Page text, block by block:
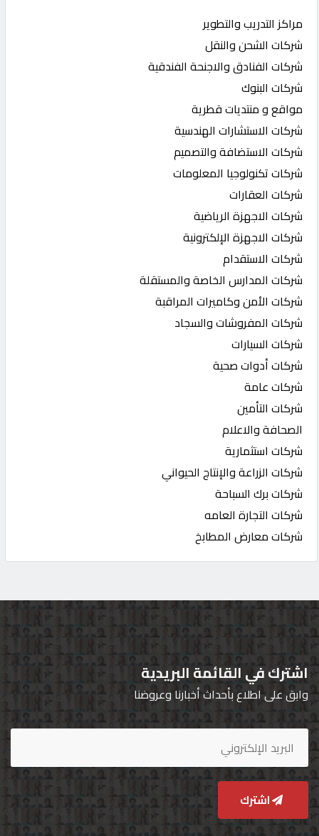
مراكز التدريب والتطوير
شركات الشحن والنقل
شركات الفنادق والاجنحة الفندقية
شركات البنوك
مواقع و منتديات قطرية
شركات الاستشارات الهندسية
شركات الاستضافة والتصميم
شركات تكنولوجيا المعلومات
شركات العقارات
شركات الاجهزة الرياضية
شركات الاجهزة الإلكترونية
شركات الاستقدام
شركات المدارس الخاصة والمستقلة
شركات الأمن وكاميرات المراقبة
شركات المفروشات والسجاد
شركات السيارات
شركات أدوات صحية
شركات عامة
شركات التأمين
الصحافة والاعلام
شركات استثمارية
شركات الزراعة والإنتاج الحيواني
شركات برك السباحة
شركات التجارة العامه
شركات معارض المطابخ
اشترك في القائمة البريدية
وابق على اطلاع بأحداث أخبارنا وعروضنا
اشترك